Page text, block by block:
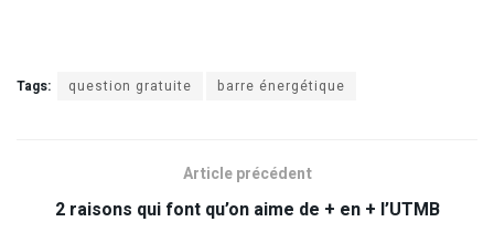
Tags: question gratuite barre énergétique
Article précédent
2 raisons qui font qu’on aime de + en + l’UTMB